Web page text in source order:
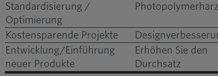
Teilekonsolidierung
Liefert langfristig
Wirtschaftliche Auswirkung
Standardisierung /
Optimierung
Kostensparende Projekte
Entwicklung/Einführung
neuer Produkte
Erhöhen Sie den
Durchsatz